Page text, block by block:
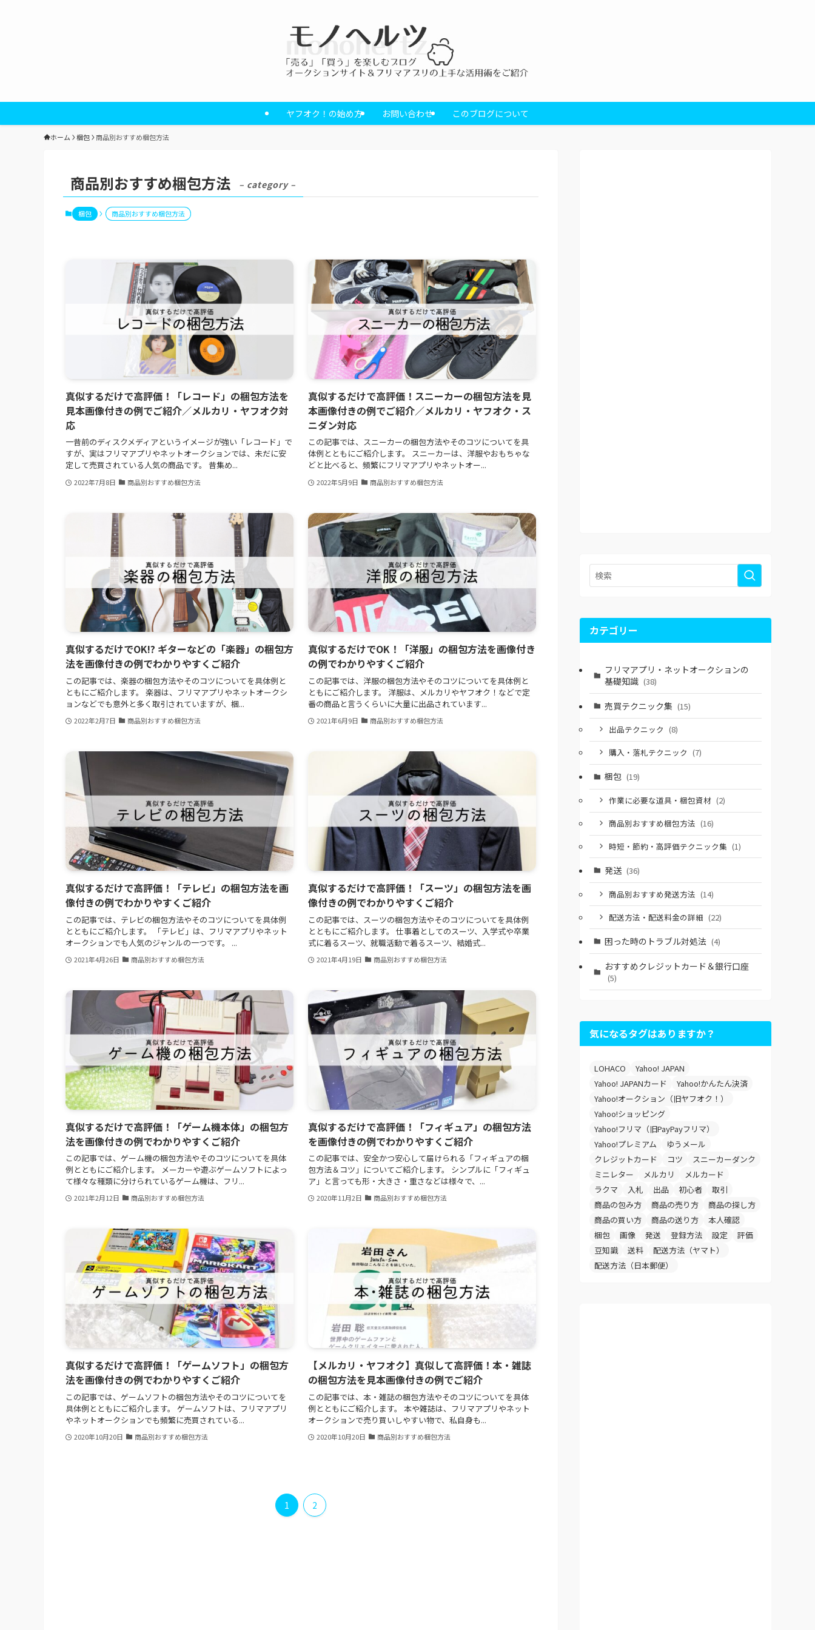
ヤフオク！の始め方 お問い合わせ このブログについて
ホーム 梱包 商品別おすすめ梱包方法
商品別おすすめ梱包方法 – category –
梱包 商品別おすすめ梱包方法
真似するだけで高評価！「レコード」の梱包方法を
見本画像付きの例でご紹介／メルカリ・ヤフオク対
応
一昔前のディスクメディアというイメージが強い「レコード」で
すが、実はフリマアプリやネットオークションでは、未だに安
定して売買されている人気の商品です。 昔集め...
2022年7月8日 商品別おすすめ梱包方法
真似するだけで高評価！スニーカーの梱包方法を見
本画像付きの例でご紹介／メルカリ・ヤフオク・ス
ニダン対応
この記事では、スニーカーの梱包方法やそのコツについてを具
体例とともにご紹介します。 スニーカーは、洋服やおもちゃな
どと比べると、頻繁にフリマアプリやネットオー...
2022年5月9日 商品別おすすめ梱包方法
真似するだけでOK!? ギターなどの「楽器」の梱包方
法を画像付きの例でわかりやすくご紹介
この記事では、楽器の梱包方法やそのコツについてを具体例と
ともにご紹介します。 楽器は、フリマアプリやネットオークシ
ョンなどでも意外と多く取引されていますが、梱...
2022年2月7日 商品別おすすめ梱包方法
真似するだけでOK！「洋服」の梱包方法を画像付き
の例でわかりやすくご紹介
この記事では、洋服の梱包方法やそのコツについてを具体例と
ともにご紹介します。 洋服は、メルカリやヤフオク！などで定
番の商品と言うくらいに大量に出品されています...
2021年6月9日 商品別おすすめ梱包方法
真似するだけで高評価！「テレビ」の梱包方法を画
像付きの例でわかりやすくご紹介
この記事では、テレビの梱包方法やそのコツについてを具体例
とともにご紹介します。 「テレビ」は、フリマアプリやネット
オークションでも人気のジャンルの一つです。 ...
2021年4月26日 商品別おすすめ梱包方法
真似するだけで高評価！「スーツ」の梱包方法を画
像付きの例でわかりやすくご紹介
この記事では、スーツの梱包方法やそのコツについてを具体例
とともにご紹介します。 仕事着としてのスーツ、入学式や卒業
式に着るスーツ、就職活動で着るスーツ、結婚式...
2021年4月19日 商品別おすすめ梱包方法
真似するだけで高評価！「ゲーム機本体」の梱包方
法を画像付きの例でわかりやすくご紹介
この記事では、ゲーム機の梱包方法やそのコツについてを具体
例とともにご紹介します。 メーカーや遊ぶゲームソフトによっ
て様々な種類に分けられているゲーム機は、フリ...
2021年2月12日 商品別おすすめ梱包方法
真似するだけで高評価！「フィギュア」の梱包方法
を画像付きの例でわかりやすくご紹介
この記事では、安全かつ安心して届けられる「フィギュアの梱
包方法＆コツ」についてご紹介します。 シンプルに「フィギュ
ア」と言っても形・大きさ・重さなどは様々で、...
2020年11月2日 商品別おすすめ梱包方法
真似するだけで高評価！「ゲームソフト」の梱包方
法を画像付きの例でわかりやすくご紹介
この記事では、ゲームソフトの梱包方法やそのコツについてを
具体例とともにご紹介します。 ゲームソフトは、フリマアプリ
やネットオークションでも頻繁に売買されている...
2020年10月20日 商品別おすすめ梱包方法
【メルカリ・ヤフオク】真似して高評価！本・雑誌
の梱包方法を見本画像付きの例でご紹介
この記事では、本・雑誌の梱包方法やそのコツについてを具体
例とともにご紹介します。 本や雑誌は、フリマアプリやネット
オークションで売り買いしやすい物で、私自身も...
2020年10月20日 商品別おすすめ梱包方法
1 2
カテゴリー
フリマアプリ・ネットオークションの
基礎知識 (38)
売買テクニック集 (15)
出品テクニック (8)
購入・落札テクニック (7)
梱包 (19)
作業に必要な道具・梱包資材 (2)
商品別おすすめ梱包方法 (16)
時短・節約・高評価テクニック集 (1)
発送 (36)
商品別おすすめ発送方法 (14)
配送方法・配送料金の詳細 (22)
困った時のトラブル対処法 (4)
おすすめクレジットカード＆銀行口座
(5)
気になるタグはありますか？
LOHACO
Yahoo! JAPAN
Yahoo! JAPANカード
Yahoo!かんたん決済
Yahoo!オークション（旧ヤフオク！）
Yahoo!ショッピング
Yahoo!フリマ（旧PayPayフリマ）
Yahoo!プレミアム
ゆうメール
クレジットカード
コツ
スニーカーダンク
ミニレター
メルカリ
メルカード
ラクマ
入札 出品 初心者
取引
商品の包み方
商品の売り方
商品の探し方
商品の買い方
商品の送り方
本人確認
梱包
画像 発送 登録方法 設定
評価
豆知識
送料
配送方法（ヤマト）
配送方法（日本郵便）